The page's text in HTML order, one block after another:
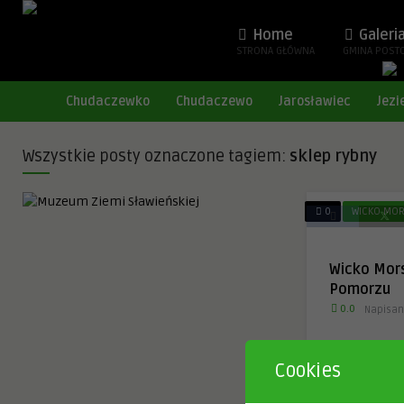
Home
STRONA GŁÓWNA
Galeria
GMINA
Chudaczewko Chudaczewo Jarosławiec
Wszystkie posty oznaczone tagiem: sklep rybny
0 WICKO
Wicko
Pomorzu
0.0
Cookies